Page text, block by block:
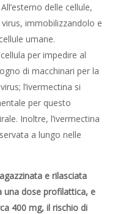
delle cellule,
immobilizzandolo e
umane.
per impedire al
di macchinari per la
l’ivermectina si
per questo
Inoltre, l’ivermectina
a lungo nelle
e rilasciata
una dose profilattica, e
400 mg, il rischio di